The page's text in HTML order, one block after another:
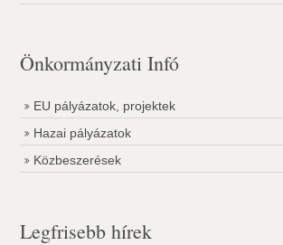
Önkormányzati Infó
EU pályázatok, projektek
Hazai pályázatok
Közbeszerések
Legfrisebb hírek